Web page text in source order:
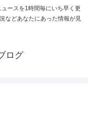
ースを1時間毎にいち早く更
などあなたにあった情報が見
ログ